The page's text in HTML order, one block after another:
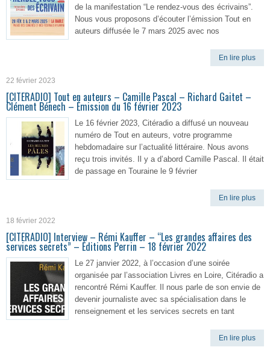
de la manifestation “Le rendez-vous des écrivains”.
Nous vous proposons d’écouter l’émission Tout en
auteurs diffusée le 7 mars 2025 avec nos
En lire plus
22 février 2023
[CITERADIO] Tout en auteurs – Camille Pascal – Richard Gaitet –
Clément Bénech – Émission du 16 février 2023
Le 16 février 2023, Citéradio a diffusé un nouveau
numéro de Tout en auteurs, votre programme
hebdomadaire sur l’actualité littéraire. Nous avons
reçu trois invités. Il y a d’abord Camille Pascal. Il était
de passage en Touraine le 9 février
En lire plus
18 février 2022
[CITERADIO] Interview – Rémi Kauffer – “Les grandes affaires des
services secrets” – Éditions Perrin – 18 février 2022
Le 27 janvier 2022, à l’occasion d’une soirée
organisée par l’association Livres en Loire, Citéradio a
rencontré Rémi Kauffer. Il nous parle de son envie de
devenir journaliste avec sa spécialisation dans le
renseignement et les services secrets en tant
En lire plus